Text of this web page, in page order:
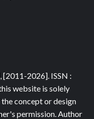
2026]. ISSN :
website is solely
concept or design
permission. Author